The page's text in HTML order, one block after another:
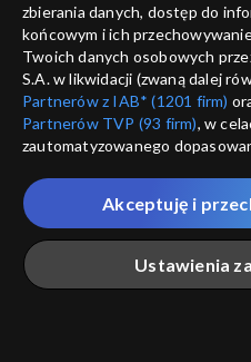
Trzeci punkt widzenia
31.01.2021
Trzeci punkt widzenia
17.01.2021
zbierania danych, dostęp do
końcowym i ich
Twoich danych osobowych
S.A. w likwidacji (zwaną dalej
Partnerów z IAB* (1201 firm)
Partnerów TVP (93 firm), w
zautomatyzowanego
które wskazujemy poniżej, a
przez nas identyfikatora PPID
Twoje dane osobowe zbierane
Ciebie naszych
„Portalem”, w tym informacje
Ustawienia
Akceptuję i